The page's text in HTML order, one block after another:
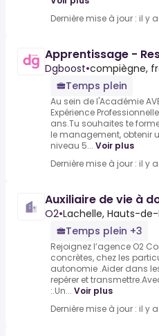
Dernière mise à jour : il y
Apprentissage -
Dgboost•compiègne,
Temps plein
Au sein de l'Académie
Expérience
ans.Tu souhaites te
le management, obtenir
niveau 5... Voir plus
Dernière mise à jour : il y
Auxiliaire de vie à
O2•Lachelle, Hauts-
Temps plein +3
Rejoignez l’agence O2
concrètes, chez les
autonomie .Aider dans
repérer et
:.Un... Voir plus
Dernière mise à jour : il y